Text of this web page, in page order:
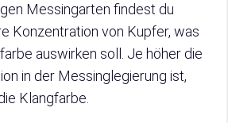
Messingarten findest du
Konzentration von Kupfer, was
auswirken soll. Je höher die
in der Messinglegierung ist,
Klangfarbe.